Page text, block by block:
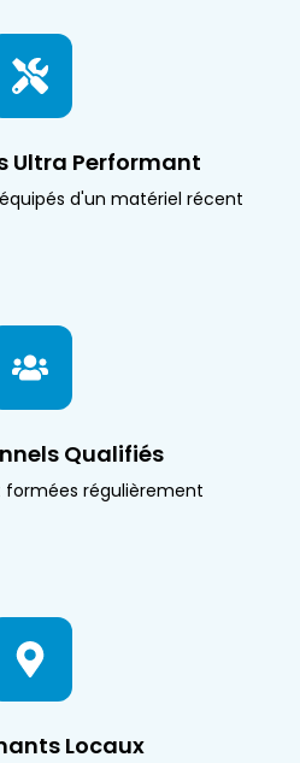
Ultra Performant
d'un matériel récent
Qualifiés
formées régulièrement
Locaux